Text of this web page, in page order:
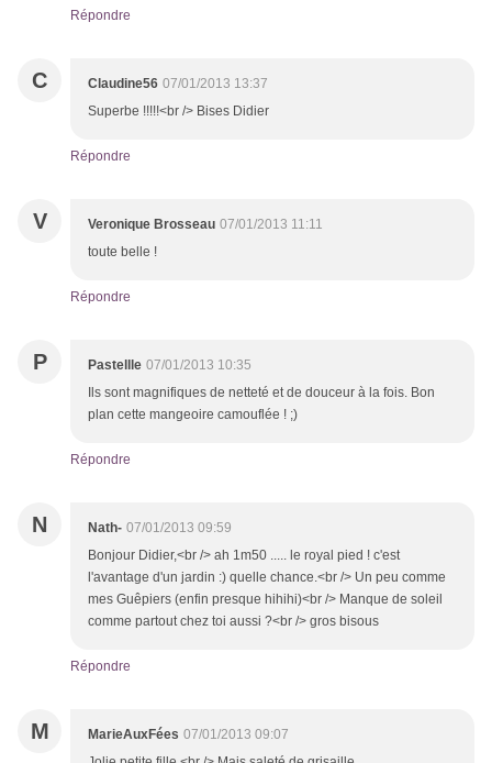
Répondre
C Claudine56 07/01/2013 13:37
Superbe !!!!!<br /> Bises Didier
Répondre
V Veronique Brosseau 07/01/2013 11:11
toute belle !
Répondre
P Pastellle 07/01/2013 10:35
Ils sont magnifiques de netteté et de douceur à la fois. Bon
plan cette mangeoire camouflée ! ;)
Répondre
N Nath- 07/01/2013 09:59
Bonjour Didier,<br /> ah 1m50 ..... le royal pied ! c'est
l'avantage d'un jardin :) quelle chance.<br /> Un peu comme
mes Guêpiers (enfin presque hihihi)<br /> Manque de soleil
comme partout chez toi aussi ?<br /> gros bisous
Répondre
M MarieAuxFées 07/01/2013 09:07